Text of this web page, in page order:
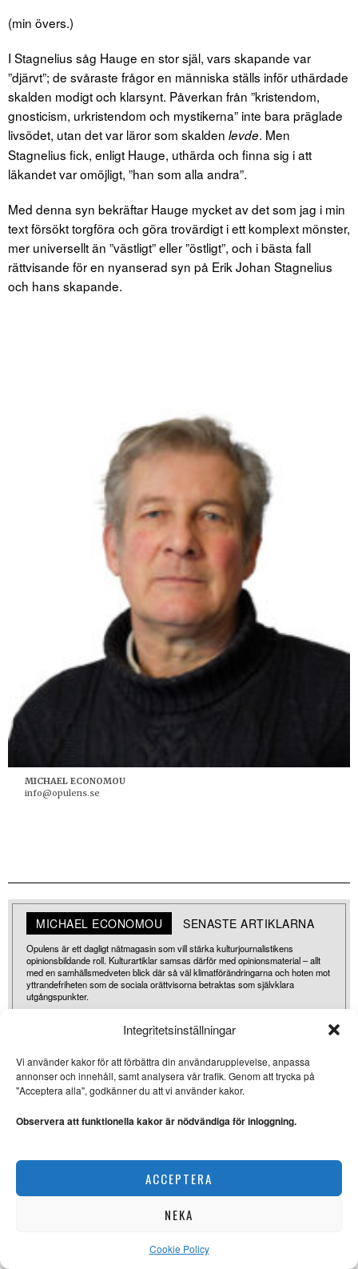
Integritetsinställningar
Vi använder kakor för att förbättra din användarupplevelse, anpassa
annonser och innehåll, samt analysera vår trafik. Genom att trycka på
"Acceptera alla", godkänner du att vi använder kakor.
Observera att funktionella kakor är nödvändiga för inloggning.
ACCEPTERA
NEKA
Cookie Policy
(min övers.)
I Stagnelius såg Hauge en stor själ, vars skapande var
”djärvt”; de svåraste frågor en människa ställs inför uthärdade
skalden modigt och klarsynt. Påverkan från ”kristendom,
gnosticism, urkristendom och mystikerna” inte bara präglade
livsödet, utan det var läror som skalden levde. Men
Stagnelius fick, enligt Hauge, uthärda och finna sig i att
läkandet var omöjligt, ”han som alla andra”.
Med denna syn bekräftar Hauge mycket av det som jag i min
text försökt torgföra och göra trovärdigt i ett komplext mönster,
mer universellt än ”västligt” eller ”östligt”, och i bästa fall
rättvisande för en nyanserad syn på Erik Johan Stagnelius
och hans skapande.
MICHAEL ECONOMOU
info@opulens.se
MICHAEL ECONOMOU SENASTE ARTIKLARNA
Opulens är ett dagligt nätmagasin som vill stärka kulturjournalistikens
opinionsbildande roll. Kulturartiklar samsas därför med opinionsmaterial – allt
med en samhällsmedveten blick där så väl klimatförändringarna och hoten mot
yttrandefriheten som de sociala orättvisorna betraktas som självklara
utgångspunkter.